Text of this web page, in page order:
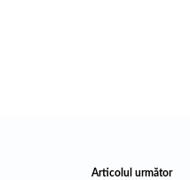
Articolul următor